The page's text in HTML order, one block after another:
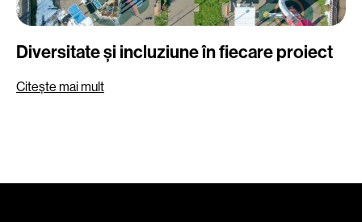
Diversitate și incluziune în fiecare proiect
Citește mai mult